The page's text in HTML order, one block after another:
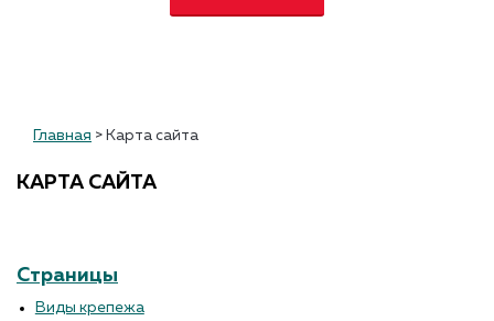
Главная > Карта сайта
КАРТА САЙТА
Страницы
Виды крепежа